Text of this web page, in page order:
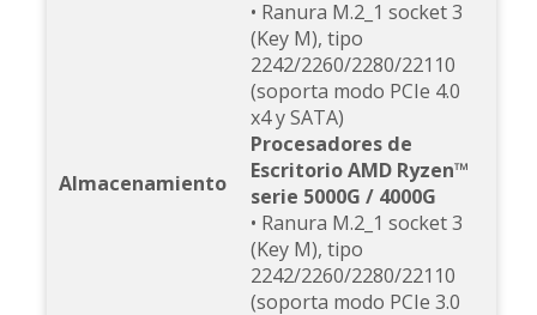
Almacenamiento
• Ranura M.2_1 socket 3
(Key M), tipo
2242/2260/2280/22110
(soporta modo PCIe 4.0
x4 y SATA)
Procesadores de
Escritorio AMD Ryzen™
serie 5000G / 4000G
• Ranura M.2_1 socket 3
(Key M), tipo
2242/2260/2280/22110
(soporta modo PCIe 3.0